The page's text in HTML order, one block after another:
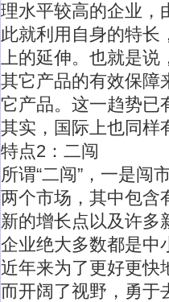
理水平较高的企业，
此就利用自身的特长
上的延伸。也就是说
其它产品的有效保障
它产品。这一趋势已
其实，国际上也同样
特点2：二闯
所谓“二闯”，一是闯
两个市场，其中包含
新的增长点以及许多
企业绝大多数都是中
近年来为了更好更快
而开阔了视野，勇于